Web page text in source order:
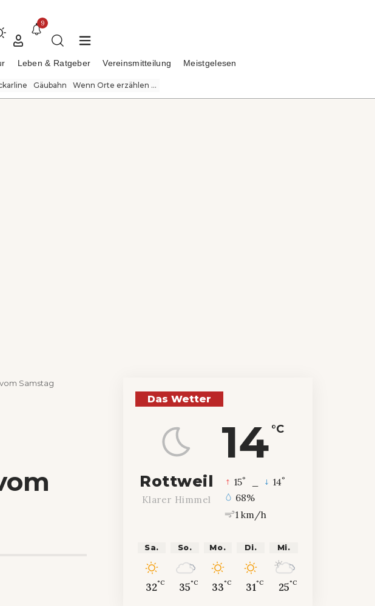
9
Leben & Ratgeber Vereinsmitteilung Meistgelesen
Gäubahn Wenn Orte erzählen ...
Samstag
Das Wetter
14 °C
Rottweil
Klarer Himmel
15° 14°
68%
1 km/h
Sa.
32°C
So.
35°C
Mo.
33°C
Di.
31°C
Mi.
25°C